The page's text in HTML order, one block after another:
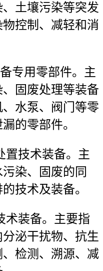
土壤污染等突发
控制、减轻和消
用零部件。主
固废处理等装备
水泵、阀门等零
的零部件。
技术装备。主
染、固废的同
技术及装备。
装备。主要指
泌干扰物、抗生
检测、溯源、减